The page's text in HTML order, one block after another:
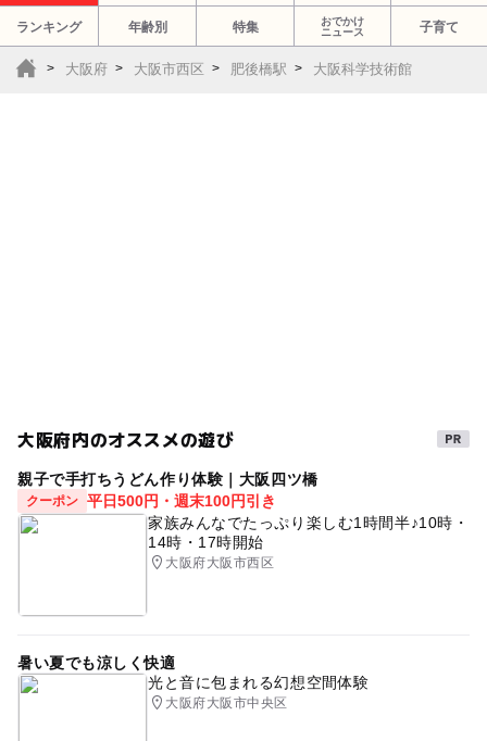
ランキング 年齢別 特集
おでかけ
ニュース
子育て
大阪府 大阪市西区 肥後橋駅 大阪科学技術館
大阪府内のオススメの遊び
親子で手打ちうどん作り体験｜大阪四ツ橋
クーポン 平日500円・週末100円引き
家族みんなでたっぷり楽しむ1時間半♪10時・
14時・17時開始
大阪府大阪市西区
暑い夏でも涼しく快適
光と音に包まれる幻想空間体験
大阪府大阪市中央区